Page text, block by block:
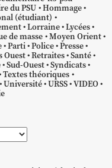
du PSU Hommage
(étudiant)
Lorraine Lycées
de masse Moyen Orient
Parti Police Presse
Ouest Retraites Santé
Sud-Ouest Syndicats
Textes théoriques
Université URSS VIDEO